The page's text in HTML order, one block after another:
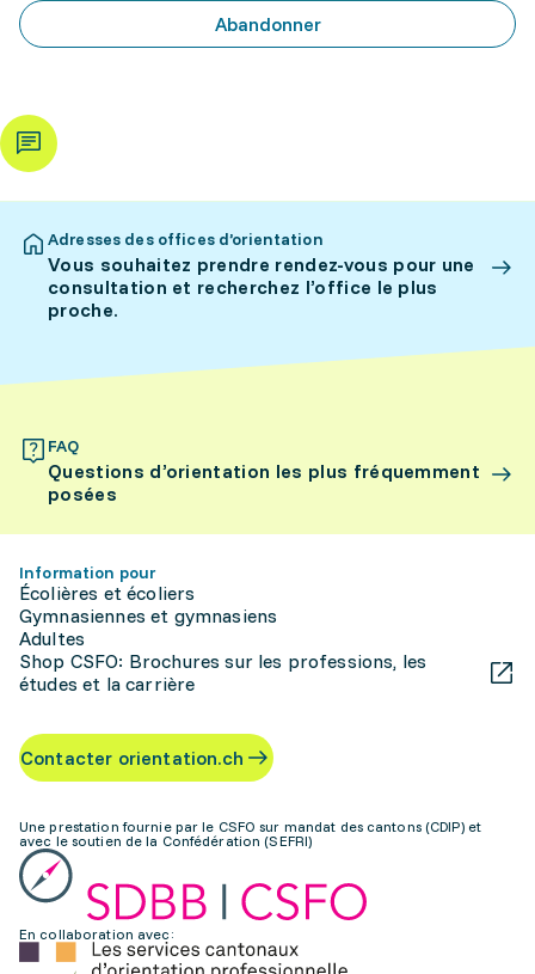
Abandonner
Adresses des offices d’orientation
Vous souhaitez prendre rendez-vous pour une
consultation et recherchez l’office le plus
proche.
FAQ
Questions d’orientation les plus fréquemment
posées
Information pour
Écolières et écoliers
Gymnasiennes et gymnasiens
Adultes
Shop CSFO: Brochures sur les professions, les
études et la carrière
Contacter orientation.ch
Une prestation fournie par le CSFO sur mandat des cantons (CDIP) et
avec le soutien de la Confédération (SEFRI)
En collaboration avec: